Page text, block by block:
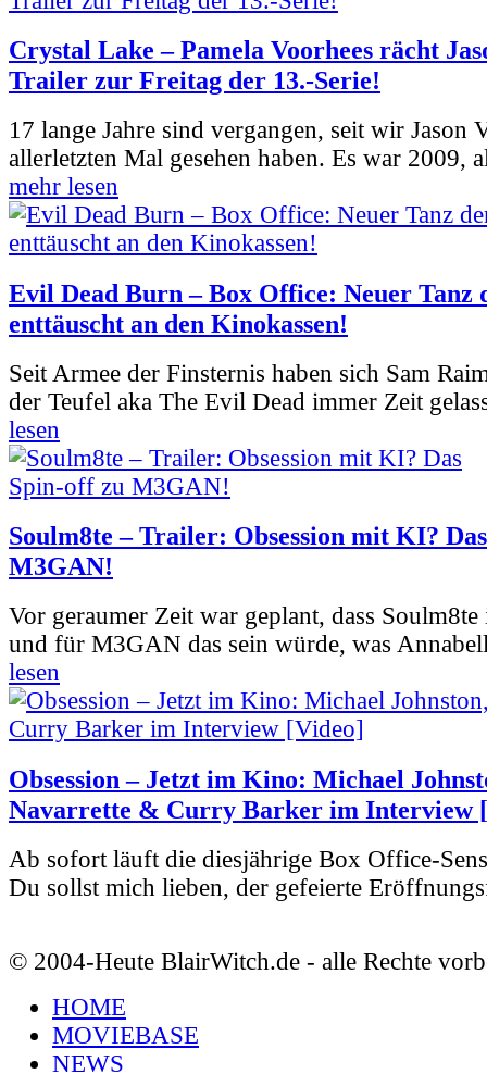
Crystal Lake – Pamela Voorhees rächt
Trailer zur Freitag der 13.-Serie!
17 lange Jahre sind vergangen, seit wir Jason
allerletzten Mal gesehen haben. Es war 2009,
mehr lesen
Evil Dead Burn – Box Office: Neuer Tanz
enttäuscht an den Kinokassen!
Seit Armee der Finsternis haben sich Sam
der Teufel aka The Evil Dead immer Zeit
lesen
Soulm8te – Trailer: Obsession mit KI?
M3GAN!
Vor geraumer Zeit war geplant, dass
und für M3GAN das sein würde, was
lesen
Obsession – Jetzt im Kino: Michael
Navarrette & Curry Barker im Interview
Ab sofort läuft die diesjährige Box Office-
Du sollst mich lieben, der gefeierte
© 2004-Heute BlairWitch.de - alle Rechte
HOME
MOVIEBASE
NEWS